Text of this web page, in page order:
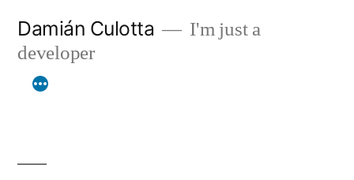
contenido
Damián Culotta
I'm just a
developer